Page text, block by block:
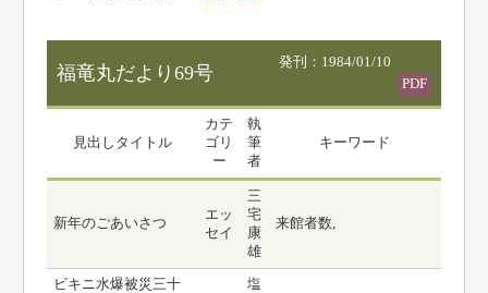
福竜丸だより69号
発刊：1984/01/10
PDF
見出しタイトル
カテ
ゴリ
ー
執
筆
者
キーワード
新年のごあいさつ
エッ
セイ
三
宅
康
雄
来館者数,
ビキニ水爆被災三十
塩